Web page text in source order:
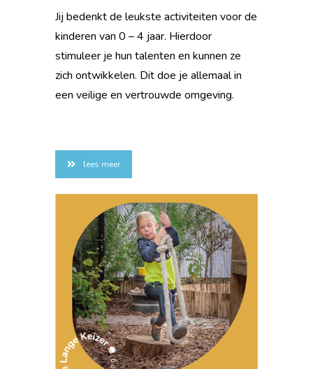
Jij bedenkt de leukste activiteiten voor de
kinderen van 0 – 4 jaar. Hierdoor
stimuleer je hun talenten en kunnen ze
zich ontwikkelen. Dit doe je allemaal in
een veilige en vertrouwde omgeving.
lees meer